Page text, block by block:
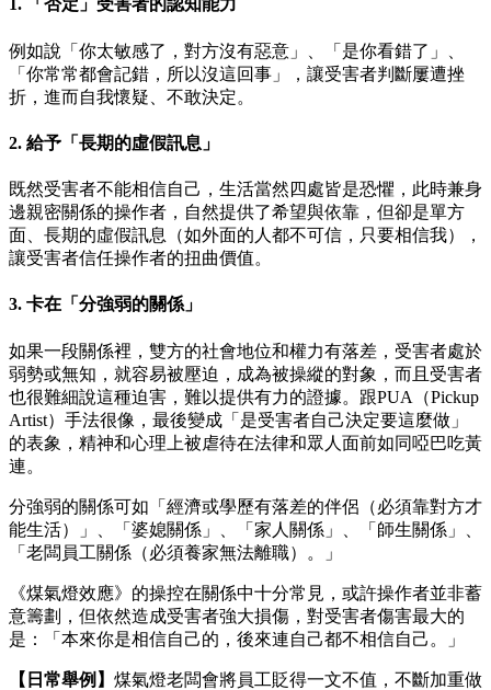
1. 「否定」受害者的認知能力
例如說「你太敏感了，對方沒有惡意」、「是你看錯了」、
「你常常都會記錯，所以沒這回事」，讓受害者判斷屢遭挫
折，進而自我懷疑、不敢決定。
2. 給予「長期的虛假訊息」
既然受害者不能相信自己，生活當然四處皆是恐懼，此時兼身
邊親密關係的操作者，自然提供了希望與依靠，但卻是單方
面、長期的虛假訊息（如外面的人都不可信，只要相信我），
讓受害者信任操作者的扭曲價值。
3. 卡在「分強弱的關係」
如果一段關係裡，雙方的社會地位和權力有落差，受害者處於
弱勢或無知，就容易被壓迫，成為被操縱的對象，而且受害者
也很難細說這種迫害，難以提供有力的證據。跟PUA（Pickup
Artist）手法很像，最後變成「是受害者自己決定要這麼做」
的表象，精神和心理上被虐待在法律和眾人面前如同啞巴吃黃
連。
分強弱的關係可如「經濟或學歷有落差的伴侶（必須靠對方才
能生活）」、「婆媳關係」、「家人關係」、「師生關係」、
「老闆員工關係（必須養家無法離職）。」
《煤氣燈效應》的操控在關係中十分常見，或許操作者並非蓄
意籌劃，但依然造成受害者強大損傷，對受害者傷害最大的
是：「本來你是相信自己的，後來連自己都不相信自己。」
【日常舉例】 煤氣燈老闆會將員工貶得一文不值，不斷加重做